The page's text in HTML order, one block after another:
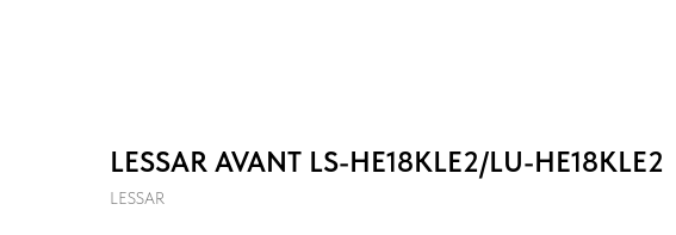
LESSAR AVANT LS-HE18KLE2/LU-HE18KLE2
LESSAR